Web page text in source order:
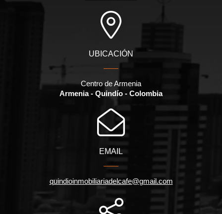
UBICACIÓN
Centro de Armenia
Armenia - Quindío - Colombia
EMAIL
quindioinmobiliariadelcafe@gmail.com